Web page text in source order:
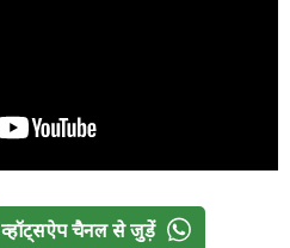
व्हॉट्सऐप चैनल से जुड़ें